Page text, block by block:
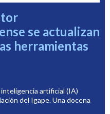
se actualizan
herramientas
artificial (IA)
del Igape. Una docena